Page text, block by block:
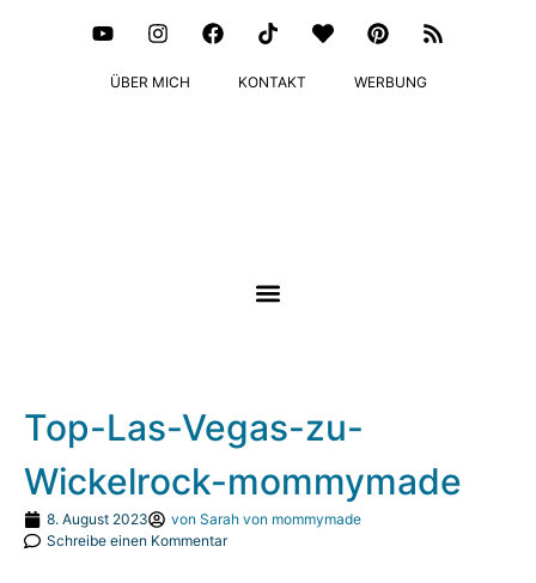
ÜBER MICH KONTAKT WERBUNG
Top-Las-Vegas-zu-
Wickelrock-mommymade
8. August 2023 von Sarah von mommymade
Schreibe einen Kommentar